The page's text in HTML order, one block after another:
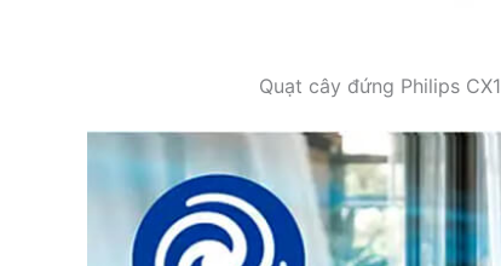
Quạt cây đứng Philips